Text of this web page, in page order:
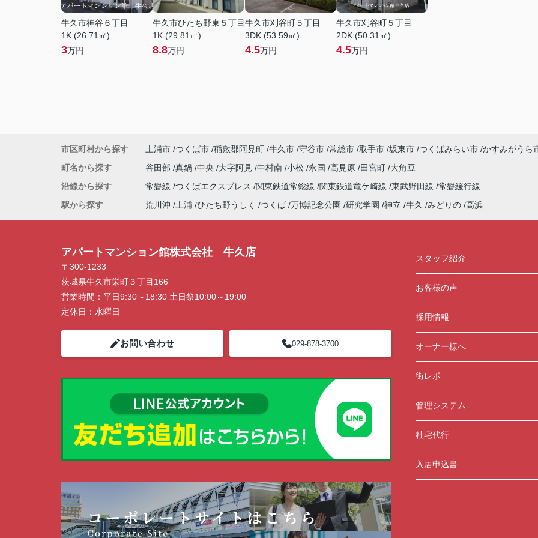
牛久市神谷６丁目
1K (26.71㎡)
3万円
牛久市ひたち野東５丁目
1K (29.81㎡)
8.8万円
牛久市刈谷町５丁目
3DK (53.59㎡)
4.5万円
牛久市刈谷町５丁目
2DK (50.31㎡)
4.5万円
市区町村から探す 土浦市 つくば市 稲敷郡阿見町 牛久市 守谷市 常総市 取手市 坂東市 つくばみらい市 かすみがうら
町名から探す
谷田部 真鍋 中央 大字阿見 中村南 小松 永国 高見原 田宮町 大角豆
沿線から探す
常磐線 つくばエクスプレス 関東鉄道常総線 関東鉄道竜ケ崎線 東武野田線 常磐緩行線
駅から探す
荒川沖 土浦 ひたち野うしく つくば 万博記念公園 研究学園 神立 牛久 みどりの 高浜
アパートマンション館株式会社 牛久店
〒300-1233
茨城県牛久市栄町３丁目166
営業時間： 平日9:30～18:30 土日祭10:00～19:00
定休日： 水曜日
お問い合わせ 029-878-3700
スタッフ紹介
お客様の声
採用情報
オーナー様へ
街レポ
管理システム
社宅代行
入居申込書